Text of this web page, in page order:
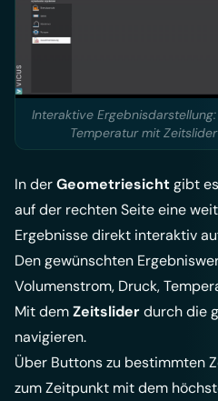
Interaktive
Temperatur mit
In derGeometriesichtgibt
auf der rechten Seite eine
Ergebnisse direkt interaktiv
Den gewünschten
Volumenstrom, Druck,
Mit demZeitsliderdurch die
navigieren.
Über Buttons zu bestimmten
zum Zeitpunkt mit dem